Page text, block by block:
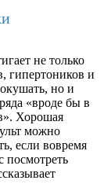
не только
гипертоников и
но и
«вроде бы в
Хорошая
можно
если вовремя
посмотреть